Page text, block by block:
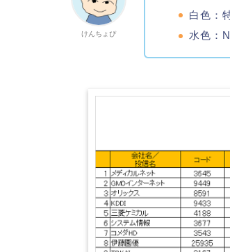
けんちょぴ
白色：
水色：